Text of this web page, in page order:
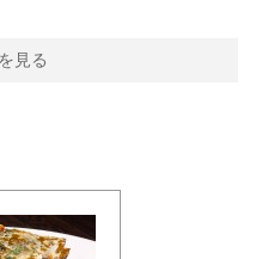
見る